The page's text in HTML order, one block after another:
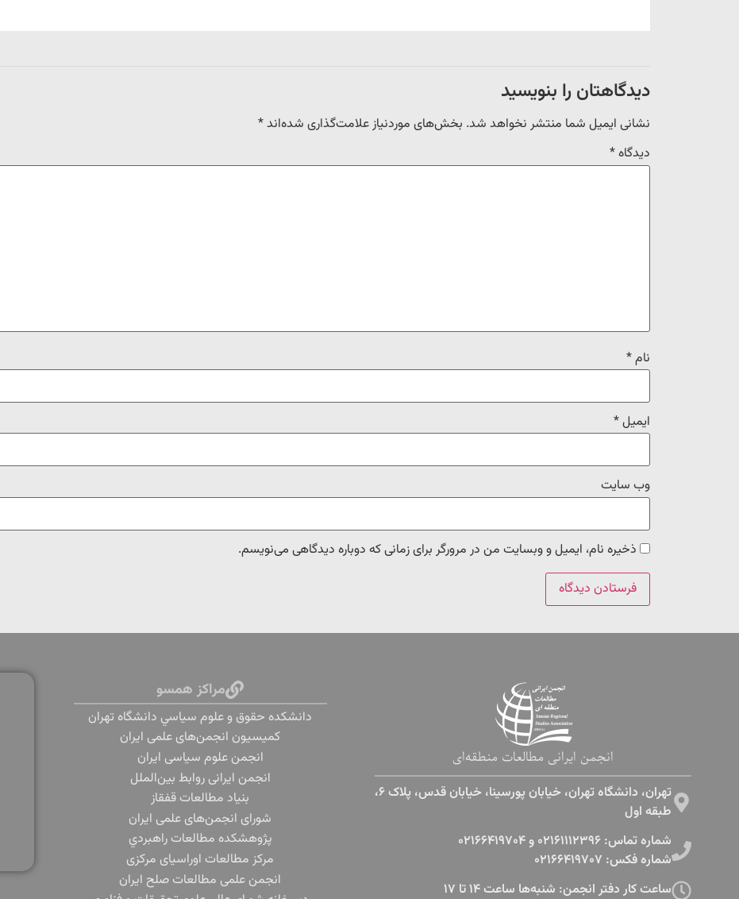
دیدگاهتان را بنویسید
نشانی ایمیل شما منتشر نخواهد شد. بخش‌های موردنیاز علامت‌گذاری شده‌اند*
دیدگاه*
نام*
ایمیل*
وب‌ سایت
ذخیره نام، ایمیل و وبسایت من در مرورگر برای زمانی که دوباره دیدگاهی می‌نویسم.
انجمن ایرانی مطالعات منطقه‌ای
تهران، دانشگاه تهران، خیابان پورسینا، خیابان قدس، پلاک ۶،
طبقه اول​
شماره تماس: ۰۲۱۶۱۱۱۲۳۹۶ و ۰۲۱۶۶۴۱۹۷۰۴
شماره فکس: ۰۲۱۶۶۴۱۹۷۰۷
ساعت کار دفتر انجمن: شنبه‌ها ساعت ۱۴ تا ۱۷
مراکز همسو
دانشكده حقوق و علوم سياسي دانشگاه تهران
کمیسیون انجمن‌های علمی ایران
انجمن علوم سیاسی ایران
انجمن ایرانی روابط بین‌الملل
بنياد مطالعات قفقاز
شورای انجمن‌های علمی ایران
پژوهشكده مطالعات راهبردي
مرکز مطالعات اوراسیای مرکزی
انجمن علمی مطالعات صلح ایران